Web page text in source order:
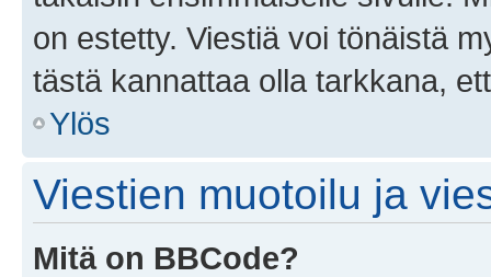
on estetty. Viestiä voi tönäistä
tästä kannattaa olla tarkkana,
Ylös
Viestien muotoilu ja
Mitä on BBCode?